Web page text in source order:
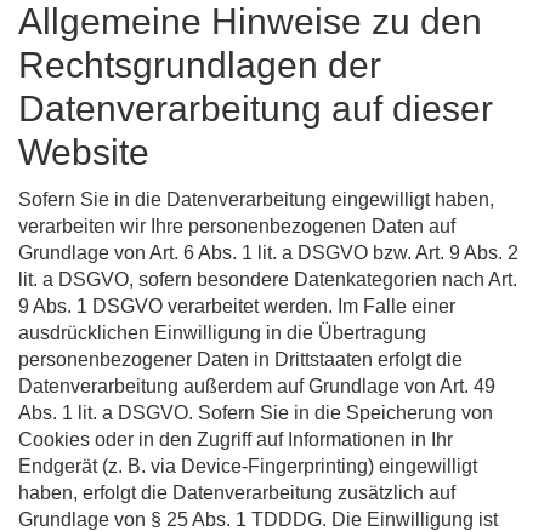
Allgemeine Hinweise zu den
Rechtsgrundlagen der
Datenverarbeitung auf dieser
Website
Sofern Sie in die Datenverarbeitung eingewilligt haben,
verarbeiten wir Ihre personenbezogenen Daten auf
Grundlage von Art. 6 Abs. 1 lit. a DSGVO bzw. Art. 9 Abs. 2
lit. a DSGVO, sofern besondere Datenkategorien nach Art.
9 Abs. 1 DSGVO verarbeitet werden. Im Falle einer
ausdrücklichen Einwilligung in die Übertragung
personenbezogener Daten in Drittstaaten erfolgt die
Datenverarbeitung außerdem auf Grundlage von Art. 49
Abs. 1 lit. a DSGVO. Sofern Sie in die Speicherung von
Cookies oder in den Zugriff auf Informationen in Ihr
Endgerät (z. B. via Device-Fingerprinting) eingewilligt
haben, erfolgt die Datenverarbeitung zusätzlich auf
Grundlage von § 25 Abs. 1 TDDDG. Die Einwilligung ist